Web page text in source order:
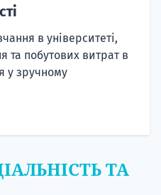
в університеті,
та побутових витрат в
у зручному
ТА